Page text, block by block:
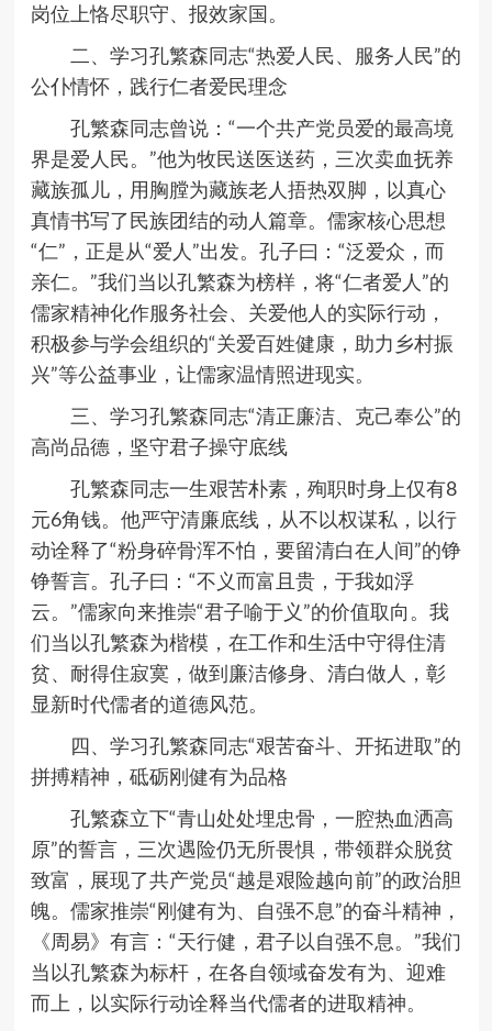
岗位上恪尽职守、报效家国。
二、学习孔繁森同志“热爱人民、服务人民”的
公仆情怀，践行仁者爱民理念
孔繁森同志曾说： “一个共产党员爱的最高境
界是爱人民。 ”他为牧民送医送药，三次卖血抚养
藏族孤儿，用胸膛为藏族老人捂热双脚，以真心
真情书写了民族团结的动人篇章。儒家核心思想
“仁” ，正是从“爱人 ”出发。孔子曰： “泛爱众，而
亲仁。 ”我们当以孔繁森为榜样，将“仁者爱人 ”的
儒家精神化作服务社会、关爱他人的实际行动，
积极参与学会组织的“关爱百姓健康，助力乡村振
兴”等公益事业，让儒家温情照进现实。
三、学习孔繁森同志“清正廉洁、克己奉公”的
高尚品德，坚守君子操守底线
孔繁森同志一生艰苦朴素，殉职时身上仅有8
元6角钱。他严守清廉底线，从不以权谋私，以行
动诠释了“粉身碎骨浑不怕，要留清白在人间”的铮
铮誓言。孔子曰： “不义而富且贵，于我如浮
云。 ”儒家向来推崇“君子喻于义”的价值取向。我
们当以孔繁森为楷模，在工作和生活中守得住清
贫、耐得住寂寞，做到廉洁修身、清白做人，彰
显新时代儒者的道德风范。
四、学习孔繁森同志“艰苦奋斗、开拓进取”的
拼搏精神，砥砺刚健有为品格
孔繁森立下“青山处处埋忠骨，一腔热血洒高
原”的誓言，三次遇险仍无所畏惧，带领群众脱贫
致富，展现了共产党员“越是艰险越向前”的政治胆
魄。儒家推崇“刚健有为、自强不息”的奋斗精神，
《周易》有言： “天行健，君子以自强不息。 ”我们
当以孔繁森为标杆，在各自领域奋发有为、迎难
而上，以实际行动诠释当代儒者的进取精神。